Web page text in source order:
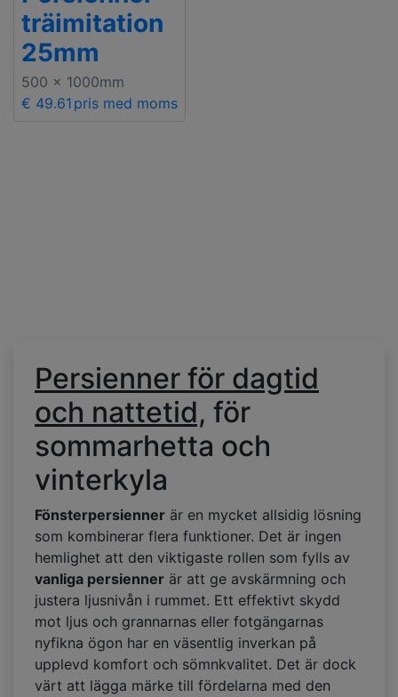
träimitation
25mm
500 x 1000mm
€ 49.61 pris med moms
Persienner för dagtid
och nattetid, för
sommarhetta och
vinterkyla
Fönsterpersienner är en mycket allsidig lösning
som kombinerar flera funktioner. Det är ingen
hemlighet att den viktigaste rollen som fylls av
vanliga persienner är att ge avskärmning och
justera ljusnivån i rummet. Ett effektivt skydd
mot ljus och grannarnas eller fotgängarnas
nyfikna ögon har en väsentlig inverkan på
upplevd komfort och sömnkvalitet. Det är dock
värt att lägga märke till fördelarna med den